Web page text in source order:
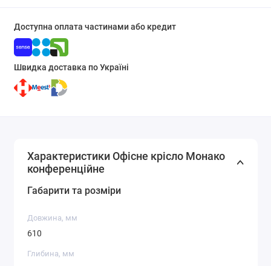
Доступна оплата частинами або кредит
Швидка доставка по Україні
Характеристики Офісне крісло Монако
конференційне
Габарити та розміри
Довжина, мм
610
Глибина, мм